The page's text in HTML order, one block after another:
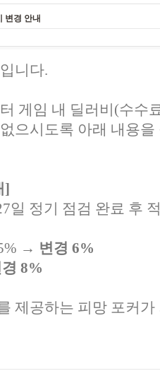
변경 안내
니다.
게임 내 딜러비(수수
으시도록 아래 내용
]
일 정기 점검 완료 후
→ 변경 6%
8%
제공하는 피망 포커가